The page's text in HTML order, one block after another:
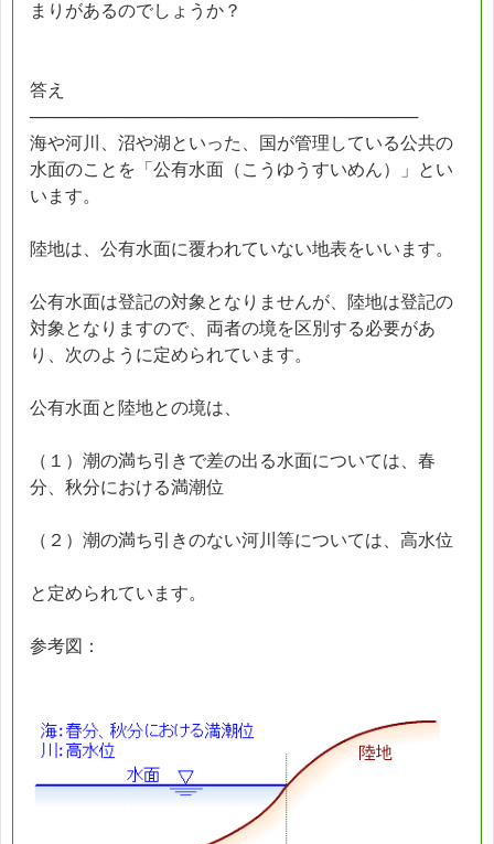
まりがあるのでしょうか？
答え
────────────────────────────────
海や河川、沼や湖といった、国が管理している公共の
水面のことを「公有水面（こうゆうすいめん）」とい
います。
陸地は、公有水面に覆われていない地表をいいます。
公有水面は登記の対象となりませんが、陸地は登記の
対象となりますので、両者の境を区別する必要があ
り、次のように定められています。
公有水面と陸地との境は、
（１）潮の満ち引きで差の出る水面については、春
分、秋分における満潮位
（２）潮の満ち引きのない河川等については、高水位
と定められています。
参考図：